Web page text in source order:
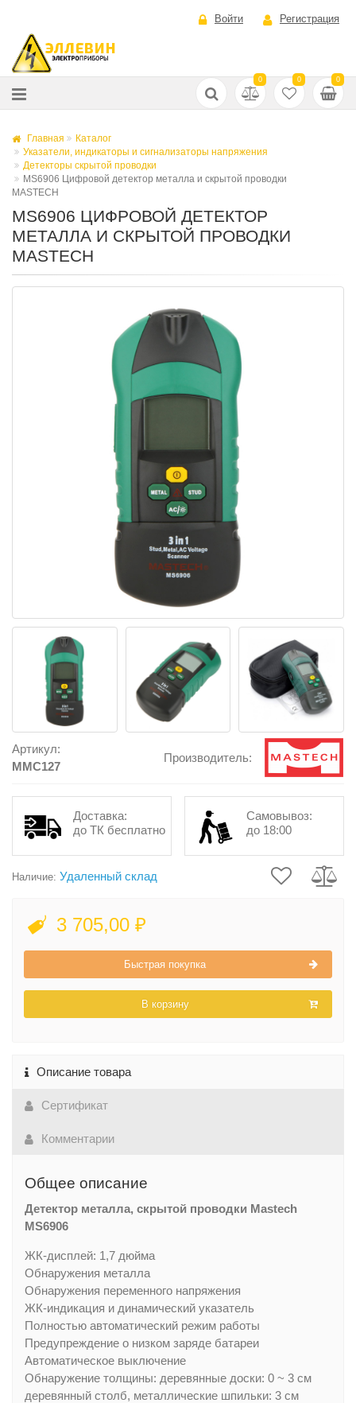
Войти Регистрация
0 0 0
Главная
Каталог
Указатели, индикаторы и сигнализаторы напряжения
Детекторы скрытой проводки
MS6906 Цифровой детектор металла и скрытой проводки
MASTECH
MS6906 ЦИФРОВОЙ ДЕТЕКТОР
МЕТАЛЛА И СКРЫТОЙ ПРОВОДКИ
MASTECH
Артикул:
MMC127
Производитель:
Доставка:
до ТК бесплатно
Самовывоз:
до 18:00
Наличие: Удаленный склад
3 705,00 ₽
Быстрая покупка
В корзину
Описание товара
Сертификат
Комментарии
Общее описание
Детектор металла, скрытой проводки Mastech
MS6906
ЖК-дисплей: 1,7 дюйма
Обнаружения металла
Обнаружения переменного напряжения
ЖК-индикация и динамический указатель
Полностью автоматический режим работы
Предупреждение о низком заряде батареи
Автоматическое выключение
Обнаружение толщины: деревянные доски: 0 ~ 3 см
деревянный столб, металлические шпильки: 3 см